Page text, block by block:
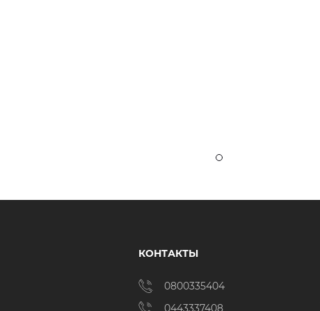
КОНТАКТЫ
0800335404
0443337408